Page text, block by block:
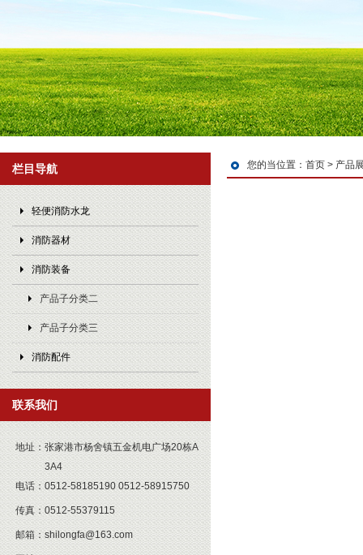
栏目导航
轻便消防水龙
消防器材
消防装备
产品子分类二
产品子分类三
消防配件
联系我们
地址： 张家港市杨舍镇五金机电广场20栋A
3A4
电话： 0512-58185190 0512-58915750
传真： 0512-55379115
邮箱： shilongfa@163.com
您的当位置： 首页 > 产品